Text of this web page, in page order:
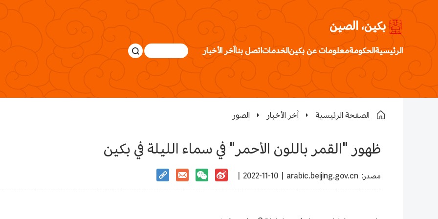
بكين، الصين
الرئيسيةالحكومةمعلومات عن بكينالخدماتاتصل بناآخر الأخبار
الصفحة الرئيسية آخر الأخبار الصور
ظهور "القمر باللون الأحمر" في سماء الليلة في بكين
arabic.beijing.gov.cn :مصدر 2022-11-10 |